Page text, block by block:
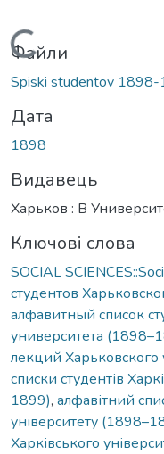
Вантажиться...
Файли
Spiski studentov
Дата
1898
Видавець
Харьков : В
Ключові слова
SOCIAL
студентов
алфавитный список
университета
лекций
списки студентів
1899), алфавітний
університету
Харківського